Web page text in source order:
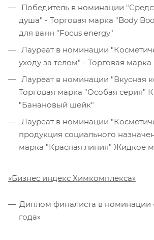
Победитель в номинации
душа" - Торговая марка "Body
для ванн "Focus energy"
Лауреат в номинации
уходу за телом" - Торговая
Лауреат в номинации "Вкусная
Торговая марка "Особая серия"
"Банановый шейк"
Лауреат в номинации
продукция социального
марка "Красная линия" Жидкое
«Бизнес индекс Химкомплекса»
Диплом финалиста в номинации
года»